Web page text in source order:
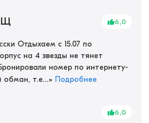
Щ 6,0
Отдыхаем с 15.07 по
на 4 звезды не тянет
номер по интернету-
обман, т.е...» Подробнее
6,0